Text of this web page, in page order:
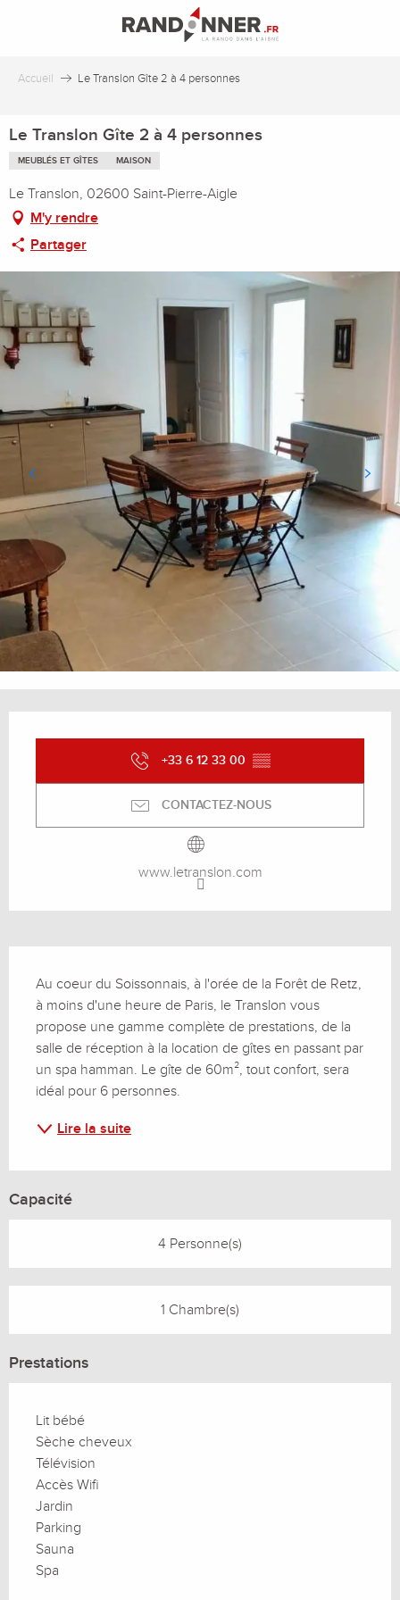
principal
Accueil Le Translon Gîte 2 à 4 personnes
Le Translon Gîte 2 à 4 personnes
MEUBLÉS ET GÎTES MAISON
Le Translon, 02600 Saint-Pierre-Aigle
M'y rendre
Partager
+33 6 12 33 00 ▒▒
CONTACTEZ-NOUS
www.letranslon.com
Au coeur du Soissonnais, à l'orée de la Forêt de Retz,
à moins d'une heure de Paris, le Translon vous
propose une gamme complète de prestations, de la
salle de réception à la location de gîtes en passant par
un spa hamman. Le gîte de 60m², tout confort, sera
idéal pour 6 personnes.
Lire la suite
Capacité
4 Personne(s)
1 Chambre(s)
Prestations
Lit bébé
Sèche cheveux
Télévision
Accès Wifi
Jardin
Parking
Sauna
Spa